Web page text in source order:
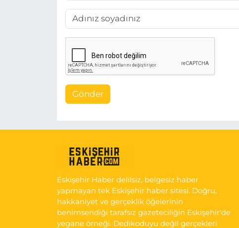
Gönder
Eskişehir Haber delilsiz, belgesiz haber
yapmayan tek Eskişehir haber sitesi. Doğru,
hakkaniyet ve gerçeklik öğelerinin
benimsendiği tarafsız gazeteciliğin Eskişehir'de
yegane örneği. Dedikoduyu değil gerçekleri